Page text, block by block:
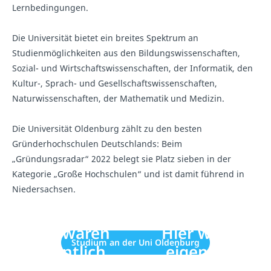
Lernbedingungen.
Die Universität bietet ein breites Spektrum an
Studienmöglichkeiten aus den Bildungswissenschaften,
Sozial- und Wirtschaftswissenschaften, der Informatik, den
Kultur-, Sprach- und Gesellschaftswissenschaften,
Naturwissenschaften, der Mathematik und Medizin.
Die Universität Oldenburg zählt zu den besten
Gründerhochschulen Deutschlands: Beim
„Gründungsradar“ 2022 belegt sie Platz sieben in der
Kategorie „Große Hochschulen“ und ist damit führend in
Niedersachsen.
Studium an der Uni Oldenburg
Hier wären
eigentlich
Hier wären
eigentlich